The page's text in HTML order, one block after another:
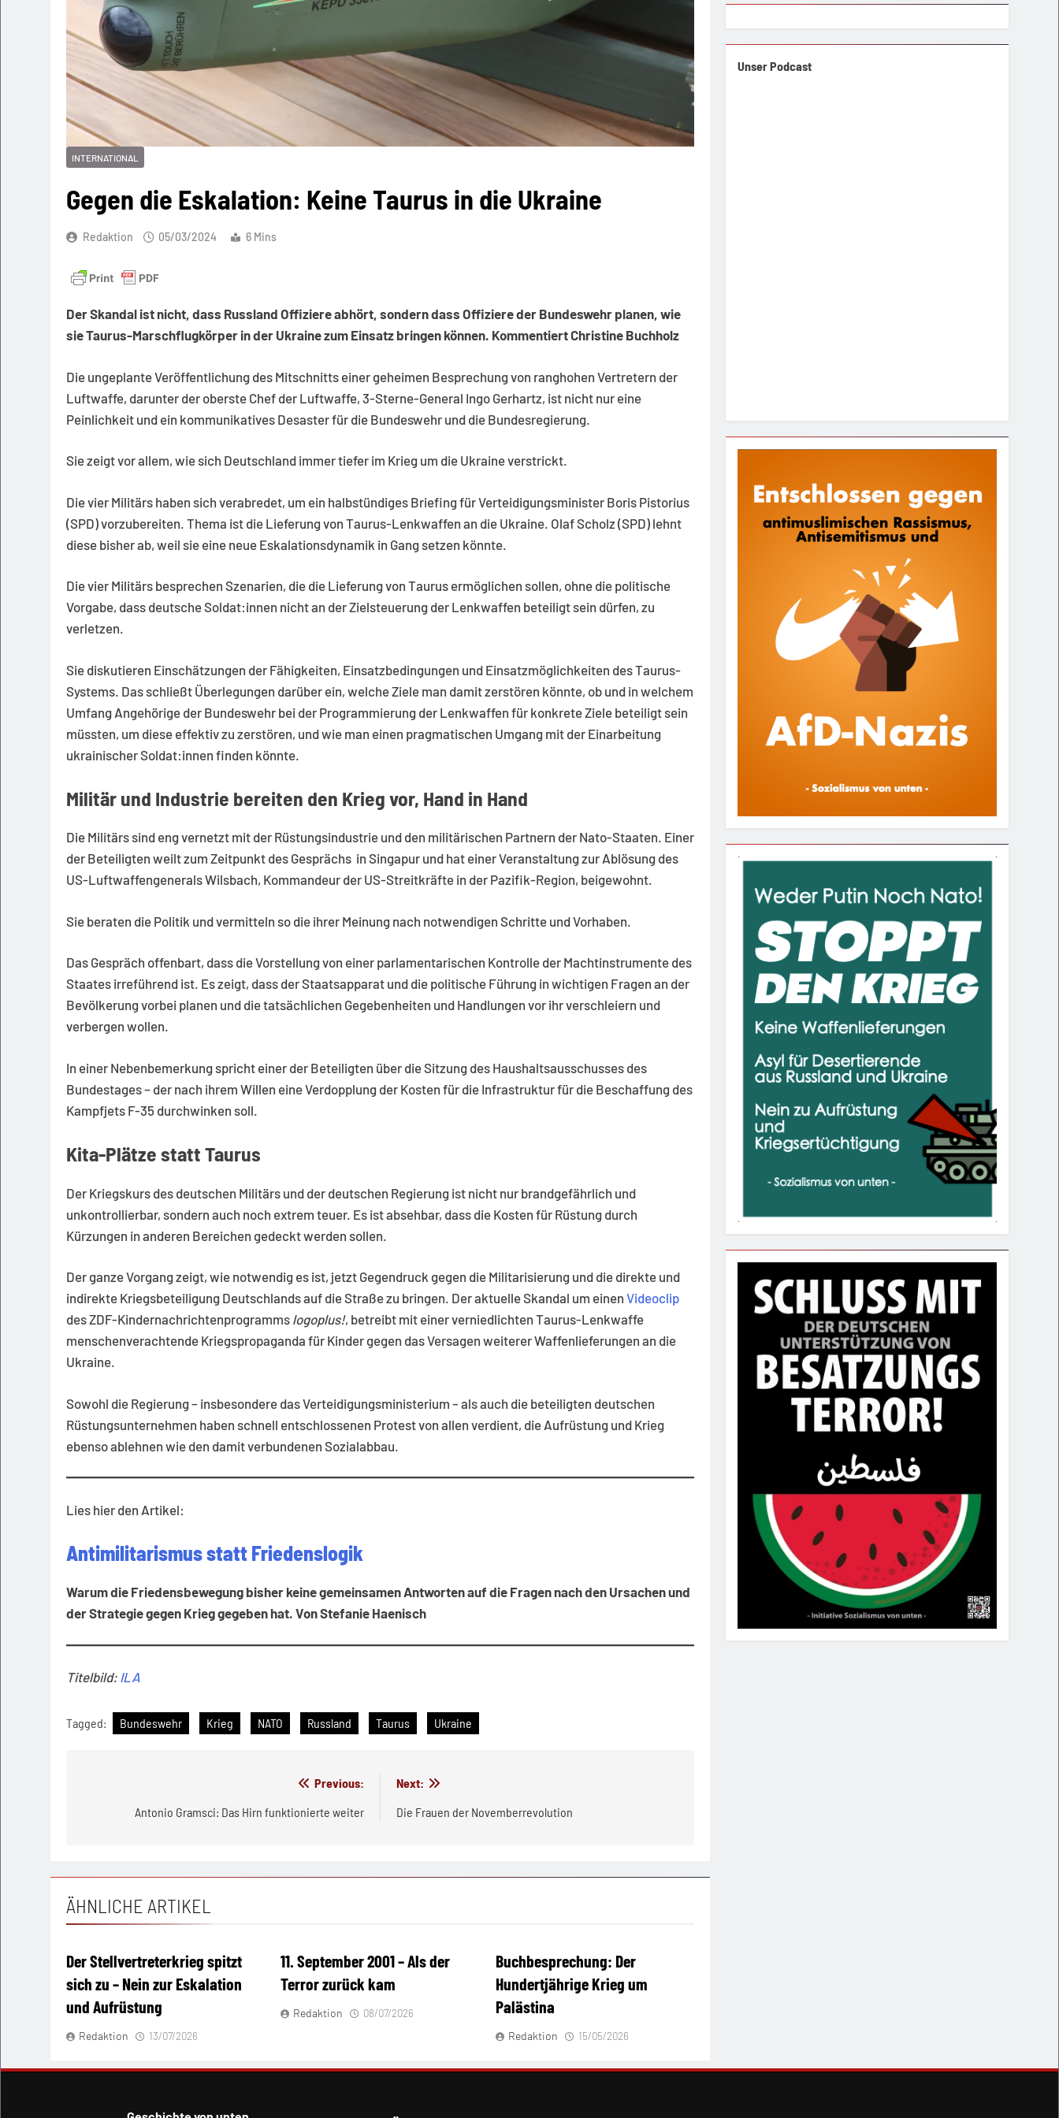
INTERNATIONAL
Gegen die Eskalation: Keine Taurus in die Ukraine
Redaktion 05/03/2024 6 Mins
Der Skandal ist nicht, dass Russland Offiziere abhört, sondern dass Offiziere der Bundeswehr planen, wie
sie Taurus-Marschflugkörper in der Ukraine zum Einsatz bringen können. Kommentiert Christine Buchholz
Die ungeplante Veröffentlichung des Mitschnitts einer geheimen Besprechung von ranghohen Vertretern der
Luftwaffe, darunter der oberste Chef der Luftwaffe, 3-Sterne-General Ingo Gerhartz, ist nicht nur eine
Peinlichkeit und ein kommunikatives Desaster für die Bundeswehr und die Bundesregierung.
Sie zeigt vor allem, wie sich Deutschland immer tiefer im Krieg um die Ukraine verstrickt.
Die vier Militärs haben sich verabredet, um ein halbstündiges Briefing für Verteidigungsminister Boris Pistorius
(SPD) vorzubereiten. Thema ist die Lieferung von Taurus-Lenkwaffen an die Ukraine. Olaf Scholz (SPD) lehnt
diese bisher ab, weil sie eine neue Eskalationsdynamik in Gang setzen könnte.
Die vier Militärs besprechen Szenarien, die die Lieferung von Taurus ermöglichen sollen, ohne die politische
Vorgabe, dass deutsche Soldat:innen nicht an der Zielsteuerung der Lenkwaffen beteiligt sein dürfen, zu
verletzen.
Sie diskutieren Einschätzungen der Fähigkeiten, Einsatzbedingungen und Einsatzmöglichkeiten des Taurus-
Systems. Das schließt Überlegungen darüber ein, welche Ziele man damit zerstören könnte, ob und in welchem
Umfang Angehörige der Bundeswehr bei der Programmierung der Lenkwaffen für konkrete Ziele beteiligt sein
müssten, um diese effektiv zu zerstören, und wie man einen pragmatischen Umgang mit der Einarbeitung
ukrainischer Soldat:innen finden könnte.
Militär und Industrie bereiten den Krieg vor, Hand in Hand
Die Militärs sind eng vernetzt mit der Rüstungsindustrie und den militärischen Partnern der Nato-Staaten. Einer
der Beteiligten weilt zum Zeitpunkt des Gesprächs in Singapur und hat einer Veranstaltung zur Ablösung des
US-Luftwaffengenerals Wilsbach, Kommandeur der US-Streitkräfte in der Pazifik-Region, beigewohnt.
Sie beraten die Politik und vermitteln so die ihrer Meinung nach notwendigen Schritte und Vorhaben.
Das Gespräch offenbart, dass die Vorstellung von einer parlamentarischen Kontrolle der Machtinstrumente des
Staates irreführend ist. Es zeigt, dass der Staatsapparat und die politische Führung in wichtigen Fragen an der
Bevölkerung vorbei planen und die tatsächlichen Gegebenheiten und Handlungen vor ihr verschleiern und
verbergen wollen.
In einer Nebenbemerkung spricht einer der Beteiligten über die Sitzung des Haushaltsausschusses des
Bundestages – der nach ihrem Willen eine Verdopplung der Kosten für die Infrastruktur für die Beschaffung des
Kampfjets F-35 durchwinken soll.
Kita-Plätze statt Taurus
Der Kriegskurs des deutschen Militärs und der deutschen Regierung ist nicht nur brandgefährlich und
unkontrollierbar, sondern auch noch extrem teuer. Es ist absehbar, dass die Kosten für Rüstung durch
Kürzungen in anderen Bereichen gedeckt werden sollen.
Der ganze Vorgang zeigt, wie notwendig es ist, jetzt Gegendruck gegen die Militarisierung und die direkte und
indirekte Kriegsbeteiligung Deutschlands auf die Straße zu bringen. Der aktuelle Skandal um einen Videoclip
des ZDF-Kindernachrichtenprogramms logoplus!, betreibt mit einer verniedlichten Taurus-Lenkwaffe
menschenverachtende Kriegspropaganda für Kinder gegen das Versagen weiterer Waffenlieferungen an die
Ukraine.
Sowohl die Regierung – insbesondere das Verteidigungsministerium – als auch die beteiligten deutschen
Rüstungsunternehmen haben schnell entschlossenen Protest von allen verdient, die Aufrüstung und Krieg
ebenso ablehnen wie den damit verbundenen Sozialabbau.
Lies hier den Artikel:
Antimilitarismus statt Friedenslogik
Warum die Friedensbewegung bisher keine gemeinsamen Antworten auf die Fragen nach den Ursachen und
der Strategie gegen Krieg gegeben hat. Von Stefanie Haenisch
Titelbild: ILA
Tagged: Bundeswehr Krieg NATO Russland Taurus Ukraine
Previous:
Antonio Gramsci: Das Hirn funktionierte weiter
Next:
Die Frauen der Novemberrevolution
ÄHNLICHE ARTIKEL
Der Stellvertreterkrieg spitzt
sich zu – Nein zur Eskalation
und Aufrüstung
Redaktion 13/07/2026
11. September 2001 – Als der
Terror zurück kam
Redaktion 08/07/2026
Buchbesprechung: Der
Hundertjährige Krieg um
Palästina
Redaktion 15/05/2026
Unser Podcast